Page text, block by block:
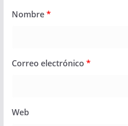
Nombre*
Correo electrónico *
Web